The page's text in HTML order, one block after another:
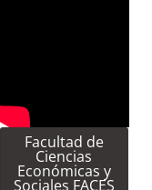
Facultad de
Ciencias
Económicas y
Sociales FACES